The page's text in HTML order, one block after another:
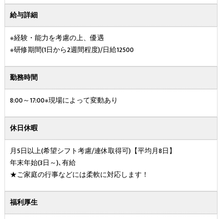
給与詳細
※経験・能力を考慮の上、優遇
※研修期間(1日から2週間程度)/日給12500
勤務時間
8:00～17:00※現場によって変動あり
休日休暇
月5日以上(希望シフト考慮/連休取得可)【平均月8日】
年末年始(3日～)､有給
★ご家庭の行事などには柔軟に対応します！
福利厚生